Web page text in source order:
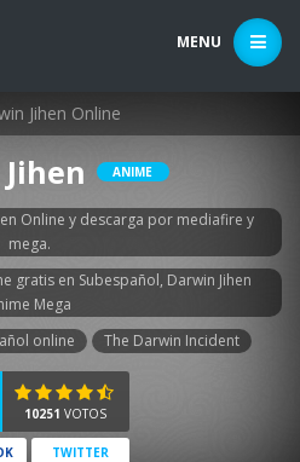
MENU
Jihen Online
ANIME
Online y descarga por mediafire y
mega.
gratis en Subespañol, Darwin Jihen
Mega
online
The Darwin Incident
10251 VOTOS
TWITTER